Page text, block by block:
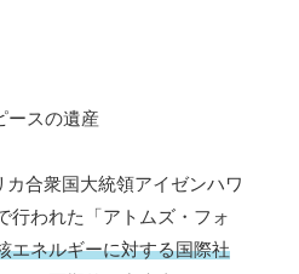
ースの遺産
カ合衆国大統領アイゼンハワ
行われた「アトムズ・フォ
エネルギーに対する国際社